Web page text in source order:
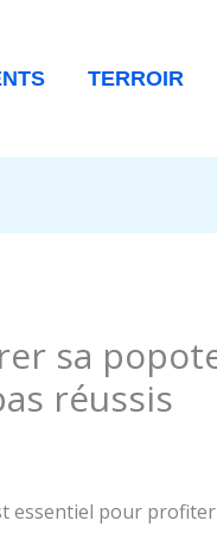
TERROIR
sa
réussis
essentiel pour